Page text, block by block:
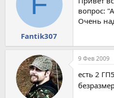
ч
л
а
Fantik307
вопрос:
Очень
9 Фев 2009
есть 2